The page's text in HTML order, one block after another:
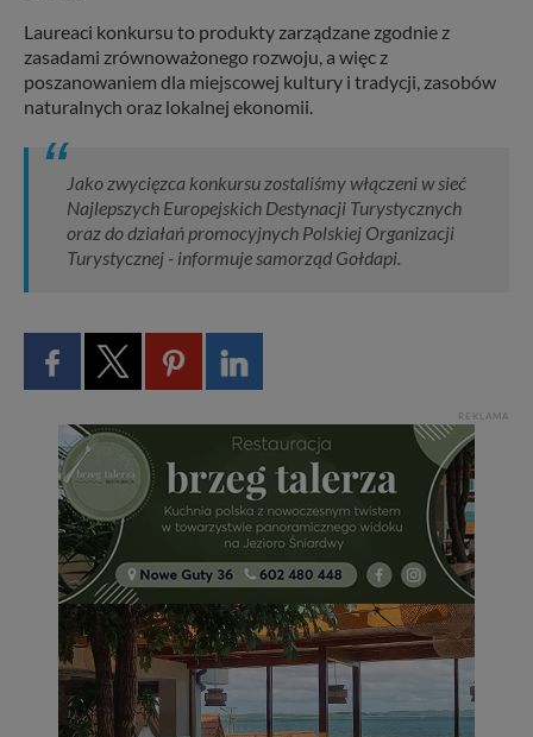
Laureaci konkursu to produkty zarządzane zgodnie z
zasadami zrównoważonego rozwoju, a więc z
poszanowaniem dla miejscowej kultury i tradycji, zasobów
naturalnych oraz lokalnej ekonomii.
Jako zwycięzca konkursu zostaliśmy włączeni w sieć
Najlepszych Europejskich Destynacji Turystycznych
oraz do działań promocyjnych Polskiej Organizacji
Turystycznej - informuje samorząd Gołdapi.
REKLAMA